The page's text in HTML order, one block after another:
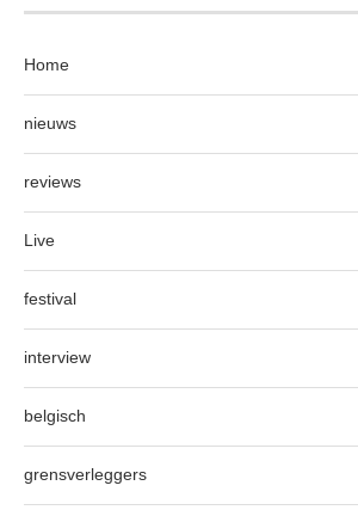
Home
nieuws
reviews
Live
festival
interview
belgisch
grensverleggers